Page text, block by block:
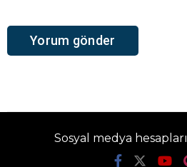
Sosyal medya